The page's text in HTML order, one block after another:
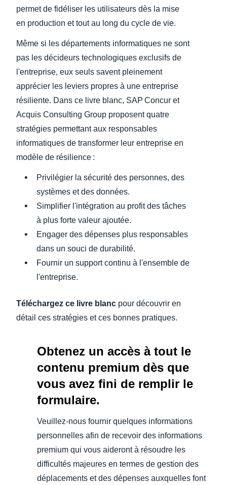
permet de fidéliser les utilisateurs dès la mise
en production et tout au long du cycle de vie.
Même si les départements informatiques ne sont
pas les décideurs technologiques exclusifs de
l'entreprise, eux seuls savent pleinement
apprécier les leviers propres à une entreprise
résiliente. Dans ce livre blanc, SAP Concur et
Acquis Consulting Group proposent quatre
stratégies permettant aux responsables
informatiques de transformer leur entreprise en
modèle de résilience :
Privilégier la sécurité des personnes, des
systèmes et des données.
Simplifier l'intégration au profit des tâches
à plus forte valeur ajoutée.
Engager des dépenses plus responsables
dans un souci de durabilité.
Fournir un support continu à l'ensemble de
l'entreprise.
Téléchargez ce livre blanc pour découvrir en
détail ces stratégies et ces bonnes pratiques.
Obtenez un accès à tout le
contenu premium dès que
vous avez fini de remplir le
formulaire.
Veuillez-nous fournir quelques informations
personnelles afin de recevoir des informations
premium qui vous aideront à résoudre les
difficultés majeures en termes de gestion des
déplacements et des dépenses auxquelles font